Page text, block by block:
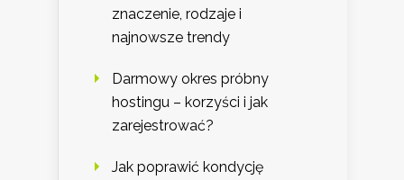
znaczenie, rodzaje i
najnowsze trendy
Darmowy okres próbny
hostingu – korzyści i jak
zarejestrować?
Jak poprawić kondycję